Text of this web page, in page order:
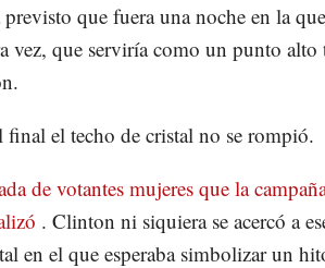
previsto que fuera una noche en la
vez, que serviría como un punto
final el techo de cristal no se rompió.
de votantes mujeres que la
. Clinton ni siquiera se acercó a
en el que esperaba simbolizar un